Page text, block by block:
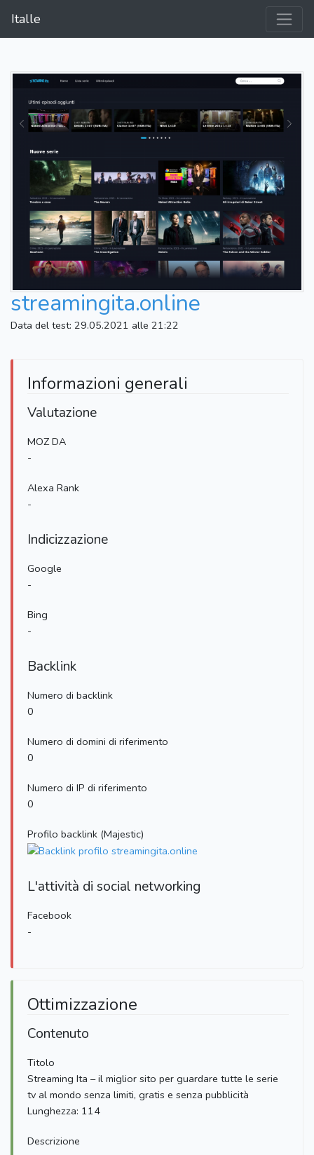
Italle
streamingita.online
Data del test: 29.05.2021 alle 21:22
Informazioni generali
Valutazione
MOZ DA
-
Alexa Rank
-
Indicizzazione
Google
-
Bing
-
Backlink
Numero di backlink
0
Numero di domini di riferimento
0
Numero di IP di riferimento
0
Profilo backlink (Majestic)
L'attività di social networking
Facebook
-
Ottimizzazione
Contenuto
Titolo
Streaming Ita – il miglior sito per guardare tutte le serie
tv al mondo senza limiti, gratis e senza pubblicità
Lunghezza: 114
Descrizione